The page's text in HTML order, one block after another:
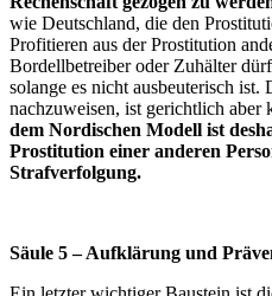
wie Deutschland, die den
Profitieren aus der Prostitution
Bordellbetreiber oder Zuhälter
solange es nicht ausbeuterisch
nachzuweisen, ist gerichtlich aber
dem Nordischen Modell ist
Prostitution einer anderen
Strafverfolgung.
Säule 5 – Aufklärung und